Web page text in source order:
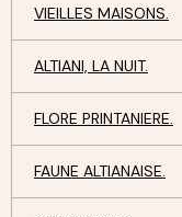
VIEILLES MAISONS.
ALTIANI, LA NUIT.
FLORE PRINTANIERE.
FAUNE ALTIANAISE.